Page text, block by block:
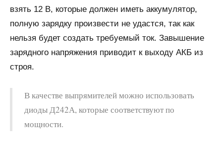
взять 12 В, которые должен иметь аккумулятор,
полную зарядку произвести не удастся, так как
нельзя будет создать требуемый ток. Завышение
зарядного напряжения приводит к выходу АКБ из
строя.
В качестве выпрямителей можно использовать
диоды Д242А, которые соответствуют по
мощности.